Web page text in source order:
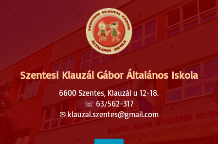
Szentesi Klauzál Gábor Általános Iskola
6600 Szentes, Klauzál u 12-18.
☏ 63/562-317
✉︎klauzal.szentes@gmail.com